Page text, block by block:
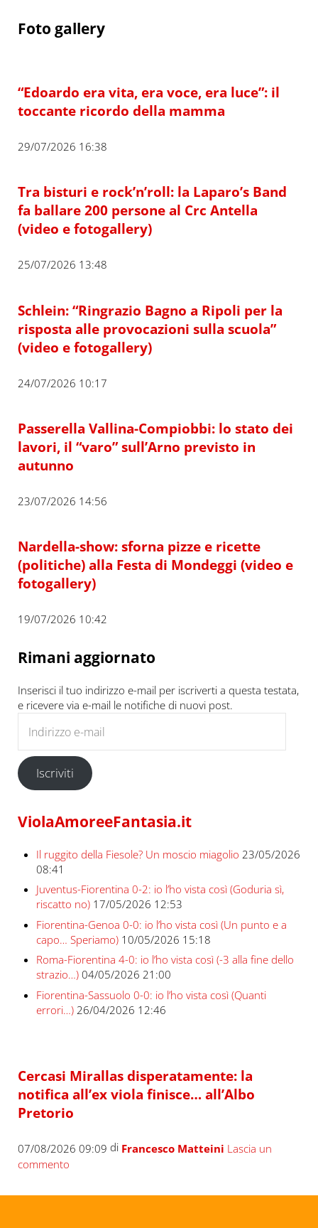
Foto gallery
“Edoardo era vita, era voce, era luce”: il
toccante ricordo della mamma
29/07/2026 16:38
Tra bisturi e rock’n’roll: la Laparo’s Band
fa ballare 200 persone al Crc Antella
(video e fotogallery)
25/07/2026 13:48
Schlein: “Ringrazio Bagno a Ripoli per la
risposta alle provocazioni sulla scuola”
(video e fotogallery)
24/07/2026 10:17
Passerella Vallina-Compiobbi: lo stato dei
lavori, il “varo” sull’Arno previsto in
autunno
23/07/2026 14:56
Nardella-show: sforna pizze e ricette
(politiche) alla Festa di Mondeggi (video e
fotogallery)
19/07/2026 10:42
Rimani aggiornato
Inserisci il tuo indirizzo e-mail per iscriverti a questa testata,
e ricevere via e-mail le notifiche di nuovi post.
Iscriviti
ViolaAmoreeFantasia.it
Il ruggito della Fiesole? Un moscio miagolio 23/05/2026
08:41
Juventus-Fiorentina 0-2: io l’ho vista così (Goduria sì,
riscatto no) 17/05/2026 12:53
Fiorentina-Genoa 0-0: io l’ho vista così (Un punto e a
capo… Speriamo) 10/05/2026 15:18
Roma-Fiorentina 4-0: io l’ho vista così (-3 alla fine dello
strazio…) 04/05/2026 21:00
Fiorentina-Sassuolo 0-0: io l’ho vista così (Quanti
errori…) 26/04/2026 12:46
Cercasi Mirallas disperatamente: la
notifica all’ex viola finisce… all’Albo
Pretorio
07/08/2026 09:09 di Francesco Matteini Lascia un
commento